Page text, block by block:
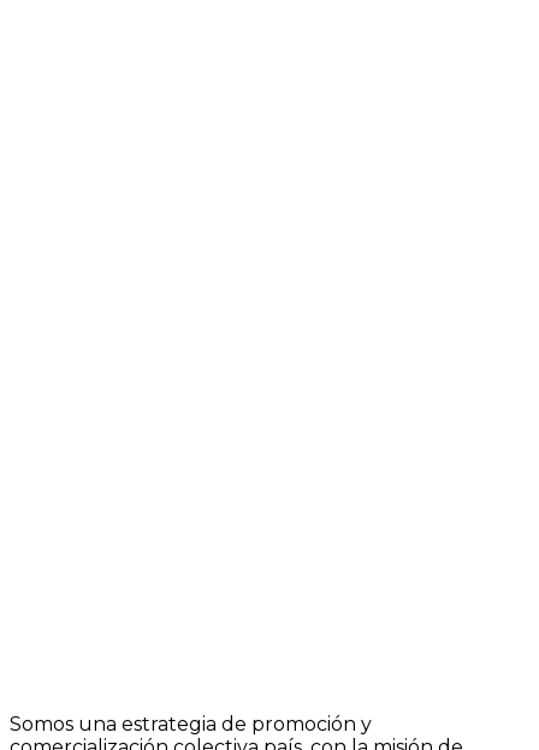
Somos una estrategia de promoción y